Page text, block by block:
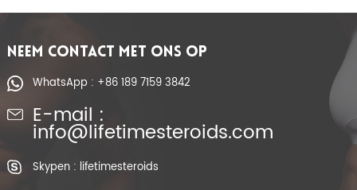
NEEM CONTACT MET ONS OP
WhatsApp : +86 189 7159 3842
E-mail :
info@lifetimesteroids.com
Skypen : lifetimesteroids